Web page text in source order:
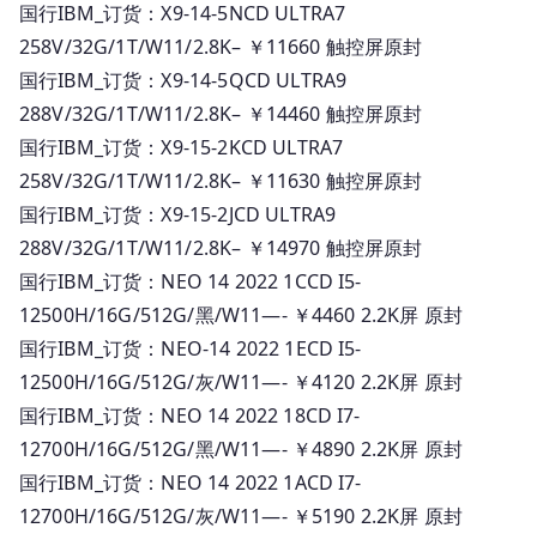
国行IBM_订货：X9-14-5NCD ULTRA7
258V/32G/1T/W11/2.8K– ￥11660 触控屏原封
国行IBM_订货：X9-14-5QCD ULTRA9
288V/32G/1T/W11/2.8K– ￥14460 触控屏原封
国行IBM_订货：X9-15-2KCD ULTRA7
258V/32G/1T/W11/2.8K– ￥11630 触控屏原封
国行IBM_订货：X9-15-2JCD ULTRA9
288V/32G/1T/W11/2.8K– ￥14970 触控屏原封
国行IBM_订货：NEO 14 2022 1CCD I5-
12500H/16G/512G/黑/W11—- ￥4460 2.2K屏 原封
国行IBM_订货：NEO-14 2022 1ECD I5-
12500H/16G/512G/灰/W11—- ￥4120 2.2K屏 原封
国行IBM_订货：NEO 14 2022 18CD I7-
12700H/16G/512G/黑/W11—- ￥4890 2.2K屏 原封
国行IBM_订货：NEO 14 2022 1ACD I7-
12700H/16G/512G/灰/W11—- ￥5190 2.2K屏 原封